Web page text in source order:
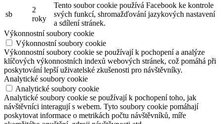
sb
2
roky
Tento soubor cookie používá Facebook ke kontrole
svých funkcí, shromažďování jazykových nastavení
a sdílení stránek.
Výkonnostní soubory cookie
Výkonnostní soubory cookie
Výkonnostní soubory cookie se používají k pochopení a analýze
klíčových výkonnostních indexů webových stránek, což pomáhá při
poskytování lepší uživatelské zkušenosti pro návštěvníky.
Analytické soubory cookie
Analytické soubory cookie
Analytické soubory cookie se používají k pochopení toho, jak
návštěvníci interagují s webem. Tyto soubory cookie pomáhají
poskytovat informace o metrikách počtu návštěvníků, míře